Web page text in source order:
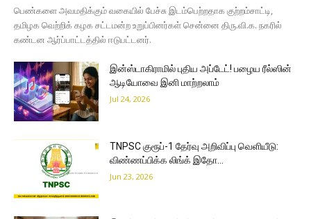
பெண்களை அவமதிக்கும் வகையில் பேச்சு இடம்பெற்றதாக குற்றம்சாட்டி,
தமிழக வெற்றிக் கழக சட்டமன்ற உறுப்பினர்கள் சென்னை திரு.வி.க. நகரில்
கண்டன ஆர்ப்பாட்டத்தில் ஈடுபட்டனர்.
இன்ஸ்டாகிராமில் புதிய அப்டேட்! பழைய ரீல்ஸின்
ஆடியோவை இனி மாற்றலாம்
Jul 24, 2026
TNPSC குரூப்-1 தேர்வு அறிவிப்பு வெளியீடு:
விண்ணப்பிக்க லிங்க் இதோ…
Jun 23, 2026